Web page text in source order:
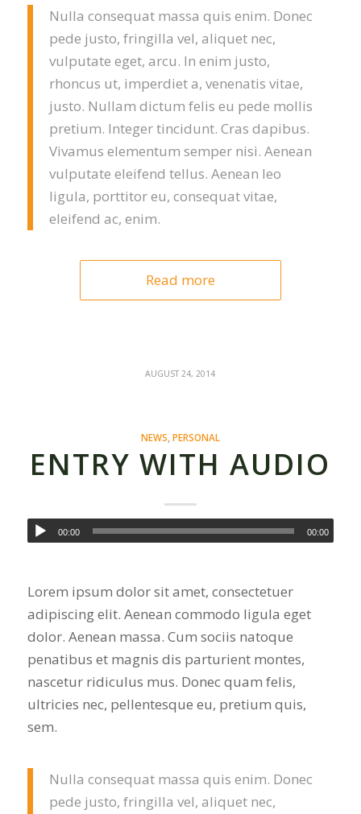
Nulla consequat massa quis enim. Donec
pede justo, fringilla vel, aliquet nec,
vulputate eget, arcu. In enim justo,
rhoncus ut, imperdiet a, venenatis vitae,
justo. Nullam dictum felis eu pede mollis
pretium. Integer tincidunt. Cras dapibus.
Vivamus elementum semper nisi. Aenean
vulputate eleifend tellus. Aenean leo
ligula, porttitor eu, consequat vitae,
eleifend ac, enim.
Read more
AUGUST 24, 2014
NEWS PERSONAL
ENTRY WITH AUDIO
00:00 00:00
Lorem ipsum dolor sit amet, consectetuer
adipiscing elit. Aenean commodo ligula eget
dolor. Aenean massa. Cum sociis natoque
penatibus et magnis dis parturient montes,
nascetur ridiculus mus. Donec quam felis,
ultricies nec, pellentesque eu, pretium quis,
sem.
Nulla consequat massa quis enim. Donec
pede justo, fringilla vel, aliquet nec,